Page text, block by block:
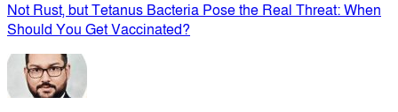
Not Rust, but Tetanus Bacteria Pose the Real Threat: When
Should You Get Vaccinated?